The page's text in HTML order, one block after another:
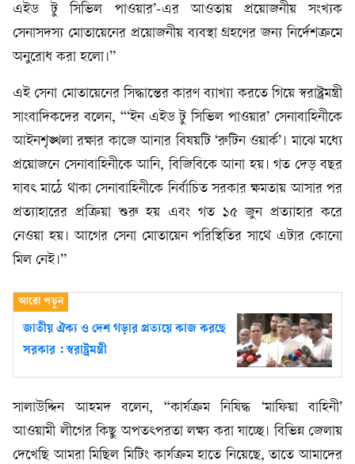
এইড টু সিভিল পাওয়ার’-এর আওতায় প্রয়োজনীয় সংখ্যক
সেনাসদস্য মোতায়েনের প্রয়োজনীয় ব্যবস্থা গ্রহণের জন্য নির্দেশক্রমে
অনুরোধ করা হলো।”
এই সেনা মোতায়েনের সিদ্ধান্তের কারণ ব্যাখ্যা করতে গিয়ে স্বরাষ্ট্রমন্ত্রী
সাংবাদিকদের বলেন, “‘ইন এইড টু সিভিল পাওয়ার’ সেনাবাহিনীকে
আইনশৃঙ্খলা রক্ষার কাজে আনার বিষয়টি ‘রুটিন ওয়ার্ক’। মাঝে মধ্যে
প্রয়োজনে সেনাবাহিনীকে আনি, বিজিবিকে আনা হয়। গত দেড় বছর
যাবৎ মাঠে থাকা সেনাবাহিনীকে নির্বাচিত সরকার ক্ষমতায় আসার পর
প্রত্যাহারের প্রক্রিয়া শুরু হয় এবং গত ১৫ জুন প্রত্যাহার করে
নেওয়া হয়। আগের সেনা মোতায়েন পরিস্থিতির সাথে এটার কোনো
মিল নেই।”
জাতীয় ঐক্য ও দেশ গড়ার প্রত্যয়ে কাজ করছে
সরকার : স্বরাষ্ট্রমন্ত্রী
সালাউদ্দিন আহমদ বলেন, “কার্যক্রম নিষিদ্ধ ‘মাফিয়া বাহিনী’
আওয়ামী লীগের কিছু অপতৎপরতা লক্ষ্য করা যাচ্ছে। বিভিন্ন জেলায়
দেখেছি আমরা মিছিল মিটিং কার্যক্রম হাতে নিয়েছে, তাতে আমাদের